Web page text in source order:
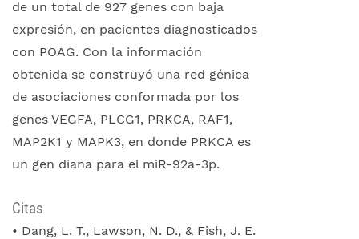
de un total de 927 genes con baja
expresión, en pacientes diagnosticados
con POAG. Con la información
obtenida se construyó una red génica
de asociaciones conformada por los
genes VEGFA, PLCG1, PRKCA, RAF1,
MAP2K1 y MAPK3, en donde PRKCA es
un gen diana para el miR-92a-3p.
Citas
• Dang, L. T., Lawson, N. D., & Fish, J. E.